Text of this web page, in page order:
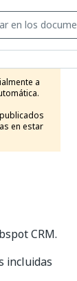
a
en estar
CRM.
incluidas